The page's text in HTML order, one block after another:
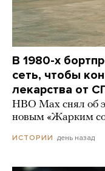
В 1980-х
сеть, чтобы
лекарства от
HBO Max снял об
новым «Жарким
ИСТОРИИ день назад